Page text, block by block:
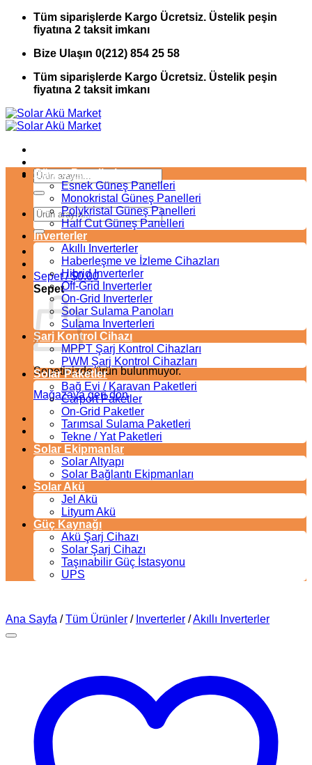
İçeriğeTüm siparişlerde Kargo Ücretsiz. Üstelik peşin
fiyatına 2 taksit imkanı
Bize Ulaşın 0(212) 854 25 58
Tüm siparişlerde Kargo Ücretsiz. Üstelik peşin
fiyatına 2 taksit imkanı
Ara:
Ara:
Sepet /$0.00
Sepet
Sepetinizde ürün bulunmuyor.
Mağazaya geri dön
Güneş Panelleri
Esnek Güneş Panelleri
Monokristal Güneş Panelleri
Polykristal Güneş Panelleri
Half Cut Güneş Panelleri
Inverterler
Akıllı Inverterler
Haberleşme ve İzleme Cihazları
Hibrid Inverterler
Off-Grid Inverterler
On-Grid Inverterler
Solar Sulama Panoları
Sulama Inverterleri
Şarj Kontrol Cihazı
MPPT Şarj Kontrol Cihazları
PWM Şarj Kontrol Cihazları
Solar Paketler
Bağ Evi / Karavan Paketleri
Carport Paketler
On-Grid Paketler
Tarımsal Sulama Paketleri
Tekne / Yat Paketleri
Solar Ekipmanlar
Solar Altyapı
Solar Bağlantı Ekipmanları
Solar Akü
Jel Akü
Lityum Akü
Güç Kaynağı
Akü Şarj Cihazı
Solar Şarj Cihazı
Taşınabilir Güç İstasyonu
UPS
Ana Sayfa / Tüm Ürünler / Inverterler /Akıllı Inverterler